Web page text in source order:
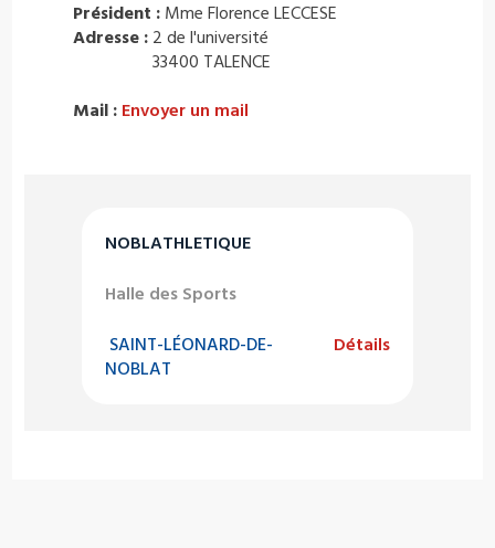
NOBLATHLETIQUE
Halle des Sports
SAINT-LÉONARD-DE-
NOBLAT
Détails
Président : Mme Florence LECCESE
Adresse : 2 de l'université
33400 TALENCE
Mail : Envoyer un mail